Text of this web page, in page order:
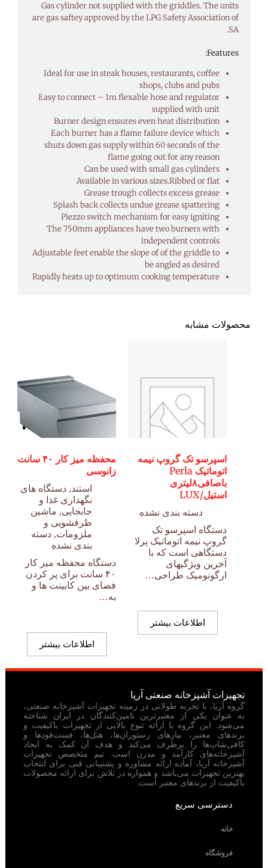
Gas cylinder not supplied with the griddles. The units
are gas saftey approved by the LPG Safety Association of
SA.
Features:
Ideal for use in steak houses, restaurants, coffee
shops, clubs and pubs
Easy to connect – 1m flexable hose and regulator
supplied with unit
Burner design ensures even heat distribution
Each burner has a flame failure device which
shuts down gas supply within 60 seconds of the
flame going out for any reason
Can be used with small gas cylinders
Available in various sizes.Ribbed or flat
Grease trough collects excess grease
Splash back collects undue grease spattering
Piezzo switch mechanism for easy igniting
The 750mm appliances have two burners with
independent controls
Adjustable feet enable the slope of of the griddle to
be angled as desired
Rapidly heats up to optimum cooking temperature
محصولات مشابه
اسپرسو تک گروپ نیمه
اتوماتیک Perla
باصافی۸لیتری
استیل/LUX
دسته بندی نشده
دستگاه اسپرسو تک
گروپ نیمه اتوماتیک پرلا
دستگاهی است که با
آخرین ویژگیهای
ارگونومیک طراحی…
اطلاعات بیشتر
محفظه میز کار ۴۰ سانت
زانوسی
استند, دستگاه های
نگهداری غذا و
جابجایی, ماشین
ظرفشویی و
ملزومات, دسته
بندی نشده
دستگاه محفظه میز کار
۴۰ سانت برای پر کردن
فضای بین کابینت ها و
به…
اطلاعات بیشتر
تجهیزات آشپزخانه صنعتی آریا
گروه آریا، با تجربه طولانی در زمینه تجهیزات آشپزخانه صنعتی،
به عنوان یکی از معتبرترین تامین‌کنندگان در ایران شناخته
می‌شود. این گروه با ارائه تنوع بالایی از تجهیزات باکیفیت و
برندهای معتبر، نیازهای رستوران‌ها، هتل‌ها، فست‌فودها و
کافی‌شاپ‌ها را برطرف می‌کند و هدف آن کمک به ایجاد
آشپزخانه‌های کارآمد و مدرن است. تیم متخصص تجهیزات
آشپزخانه آریا، آماده ارائه مشاوره و پشتیبانی فنی برای انتخاب
بهترین تجهیزات می‌باشد و همواره در تلاش برای ارائه محصولات
باکیفیت از برندهای معتبر است.
دسترسی سریع
خانه
فروشگاه